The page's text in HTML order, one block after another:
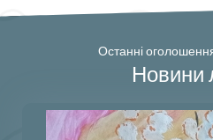
Останні
Новини